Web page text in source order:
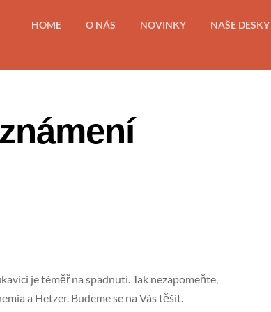
HOME O NÁS NOVINKY NAŠE DESKY
je téměř na spadnutí. Tak nezapomeňte,
a Hetzer. Budeme se na Vás těšit.